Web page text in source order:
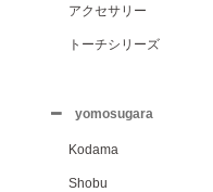
アクセサリー
トーチシリーズ
yomosugara
Kodama
Shobu